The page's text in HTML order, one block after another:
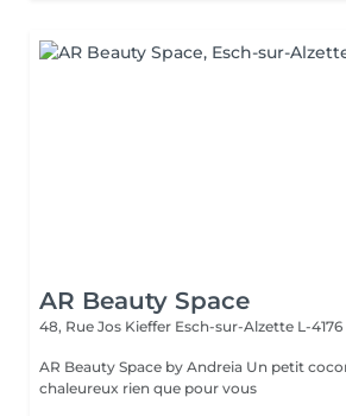
AR Beauty Space
48, Rue Jos Kieffer Esch-sur-Alzette L-4176
AR Beauty Space by Andreia Un petit cocon cozy, simple et
chaleureux rien que pour vous